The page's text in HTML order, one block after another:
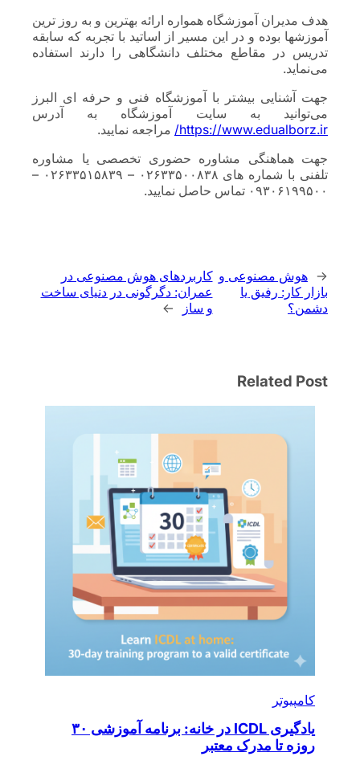
هدف مدیران آموزشگاه همواره ارائه بهترین و به روز ترین
آموزشها بوده و در این مسیر از اساتید با تجربه که سابقه
تدریس در مقاطع مختلف دانشگاهی را دارند استفاده
می‌نماید.
جهت آشنایی بیشتر با آموزشگاه فنی و حرفه ای البرز
می‌توانید به سایت آموزشگاه به آدرس
https://www.edualborz.ir/ مراجعه نمایید.
جهت هماهنگی مشاوره حضوری تخصصی یا مشاوره
تلفنی با شماره های ۰۲۶۳۳۵۰۰۸۳۸ – ۰۲۶۳۳۵۱۵۸۳۹ –
۰۹۳۰۶۱۹۹۵۰۰ تماس حاصل نمایید.
← هوش مصنوعی و
بازار کار: رفیق یا
دشمن؟
کاربردهای هوش مصنوعی در
عمران: دگرگونی در دنیای ساخت
و ساز
→
Related Post
کامپیوتر
یادگیری ICDL در خانه: برنامه آموزشی ۳۰
روزه تا مدرک معتبر